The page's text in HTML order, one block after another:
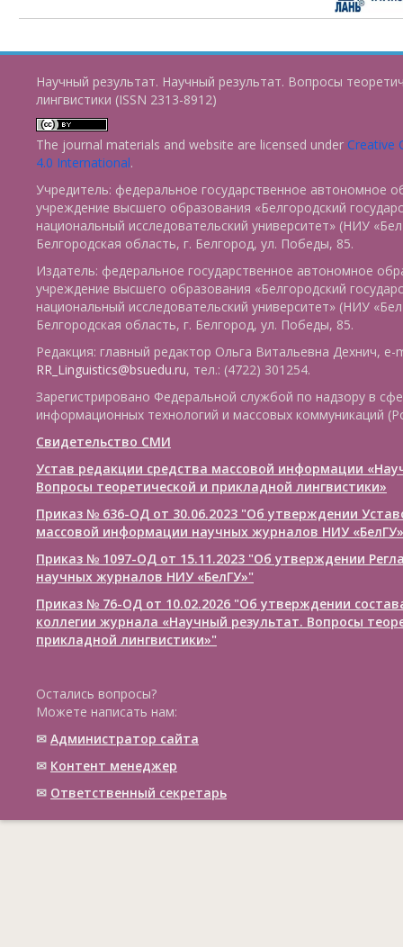
Научный результат. Научный результат. Вопросы
лингвистики (ISSN 2313-8912)
The journal materials and website are licensed under Creative
4.0 International.
Учредитель: федеральное государственное автономное
учреждение высшего образования «Белгородский
национальный исследовательский университет» (НИУ
Белгородская область, г. Белгород, ул. Победы, 85.
Издатель: федеральное государственное автономное
учреждение высшего образования «Белгородский
национальный исследовательский университет» (НИУ
Белгородская область, г. Белгород, ул. Победы, 85.
Редакция: главный редактор Ольга Витальевна Дехнич, e-
RR_Linguistics@bsuedu.ru, тел.: (4722) 301254.
Зарегистрировано Федеральной службой по надзору в
информационных технологий и массовых коммуникаций
Свидетельство СМИ
Устав редакции средства массовой информации
Вопросы теоретической и прикладной лингвистики»
Приказ № 636-ОД от 30.06.2023 "Об утверждении
массовой информации научных журналов НИУ «БелГУ»
Приказ № 1097-ОД от 15.11.2023 "Об утверждении
научных журналов НИУ «БелГУ»"
Приказ № 76-ОД от 10.02.2026 "Об утверждении
коллегии журнала «Научный результат. Вопросы
прикладной лингвистики»"
Остались вопросы?
Можете написать нам:
✉ Администратор сайта
✉ Контент менеджер
✉ Ответственный cекретарь